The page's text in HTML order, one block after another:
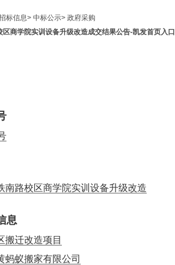
标信息> 中标公示> 政府采购
商学院实训设备升级改造成交结果公告-凯发首页入
南路校区商学院实训设备升级改造
息
搬迁改造项目
蚂蚁搬家有限公司